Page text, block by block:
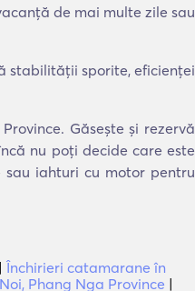
de mai multe zile sau
stabilității sporite, eficienței
Găsește și rezervă
nu poți decide care este
iahturi cu motor pentru
| Închirieri catamarane în
Phang Nga Province |